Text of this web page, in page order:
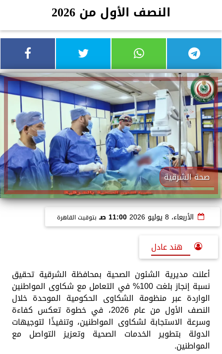
النصف الأول من 2026
صحة الشرقية
الأربعاء، 8 يوليو 2026 11:00 صـ بتوقيت القاهرة
هند عادل
أعلنت مديرية الشئون الصحية بمحافظة الشرقية تحقيق
نسبة إنجاز بلغت 100% في التعامل مع شكاوى المواطنين
الواردة عبر منظومة الشكاوى الحكومية الموحدة خلال
النصف الأول من عام 2026، في خطوة تعكس كفاءة
وسرعة الاستجابة لشكاوى المواطنين، وتنفيذًا لتوجيهات
الدولة بتطوير الخدمات الصحية وتعزيز التواصل مع
المواطنين.